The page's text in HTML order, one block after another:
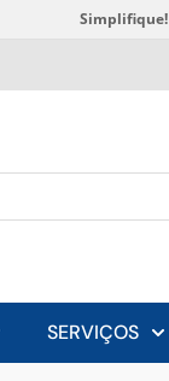
Simplifique!
SERVIÇOS